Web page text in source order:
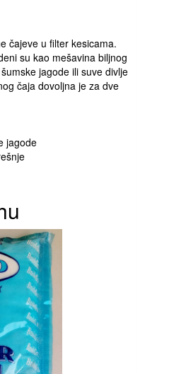
čajeve u filter kesicama.
su kao mešavina biljnog
jagode ili suve divlje
čaja dovoljna je za dve
jagode